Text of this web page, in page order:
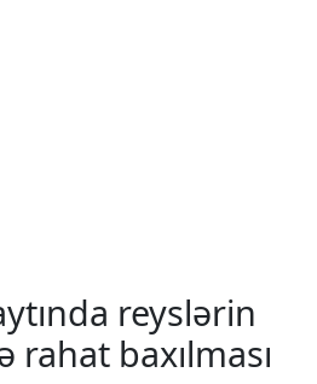
reyslərin
rahat baxılması